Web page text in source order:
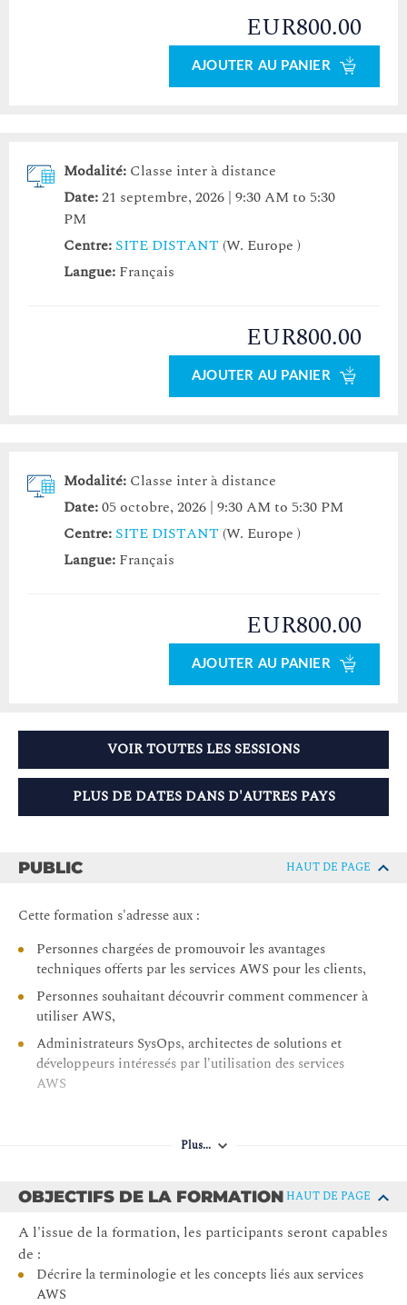
EUR800.00
AJOUTER AU PANIER
Modalité: Classe inter à distance
Date:21 septembre, 2026 | 9:30 AM to 5:30
PM
Centre: SITE DISTANT (W. Europe )
Langue: Français
EUR800.00
AJOUTER AU PANIER
Modalité: Classe inter à distance
Date:05 octobre, 2026 | 9:30 AM to 5:30 PM
Centre: SITE DISTANT (W. Europe )
Langue: Français
EUR800.00
AJOUTER AU PANIER
VOIR TOUTES LES SESSIONS
PLUS DE DATES DANS D'AUTRES PAYS
PUBLIC HAUT DE PAGE
Cette formation s'adresse aux :
Personnes chargées de promouvoir les avantages
techniques offerts par les services AWS pour les clients,
Personnes souhaitant découvrir comment commencer à
utiliser AWS,
Administrateurs SysOps, architectes de solutions et
développeurs intéressés par l'utilisation des services
AWS
Plus...
OBJECTIFS DE LA FORMATION HAUT DE PAGE
A l'issue de la formation, les participants seront capables
de :
Décrire la terminologie et les concepts liés aux services
AWS